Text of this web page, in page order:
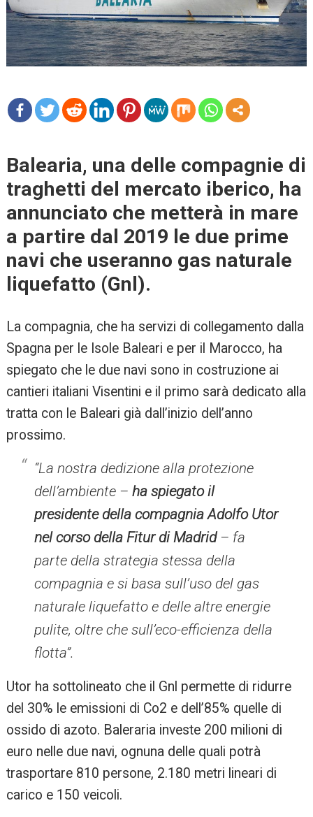
Balearia, una delle compagnie di
traghetti del mercato iberico, ha
annunciato che metterà in mare
a partire dal 2019 le due prime
navi che useranno gas naturale
liquefatto (Gnl).
La compagnia, che ha servizi di collegamento dalla
Spagna per le Isole Baleari e per il Marocco, ha
spiegato che le due navi sono in costruzione ai
cantieri italiani Visentini e il primo sarà dedicato alla
tratta con le Baleari già dall’inizio dell’anno
prossimo.
“La nostra dedizione alla protezione
dell’ambiente –ha spiegato il
presidente della compagnia Adolfo Utor
nel corso della Fitur di Madrid – fa
parte della strategia stessa della
compagnia e si basa sull’uso del gas
naturale liquefatto e delle altre energie
pulite, oltre che sull’eco-efficienza della
flotta”.
Utor ha sottolineato che il Gnl permette di ridurre
del 30% le emissioni di Co2 e dell’85% quelle di
ossido di azoto. Baleraria investe 200 milioni di
euro nelle due navi, ognuna delle quali potrà
trasportare 810 persone, 2.180 metri lineari di
carico e 150 veicoli.